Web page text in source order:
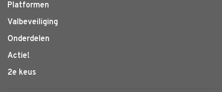
Platformen
Valbeveiliging
Onderdelen
Actie!
2e keus